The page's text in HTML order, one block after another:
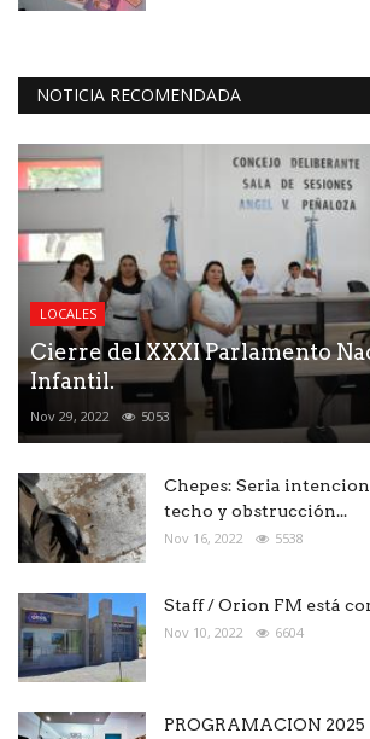
NOTICIA RECOMENDADA
LOCALES
Cierre del XXXI Parlamento
Infantil.
Nov 29, 2022 5053
Chepes: Seria
techo y obstrucción...
Nov 16, 2022 5538
Staff / Orion FM está
Nov 10, 2022 6604
PROGRAMACION 2025